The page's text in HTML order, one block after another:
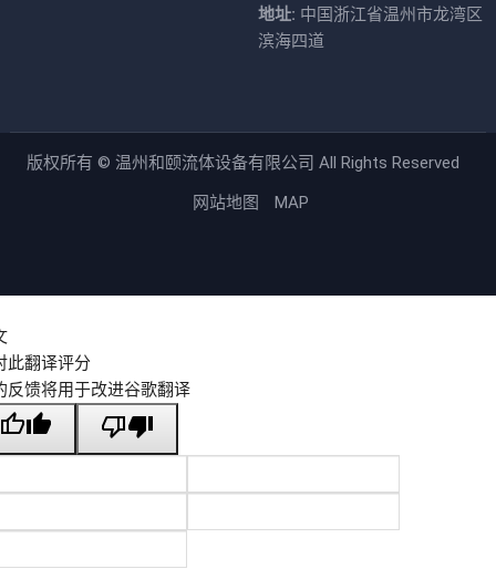
地址: 中国浙江省温州市龙湾区
滨海四道
版权所有 ©温州和颐流体设备有限公司 All Rights Reserved
网站地图
MAP
此翻译评分
反馈将用于改进谷歌翻译